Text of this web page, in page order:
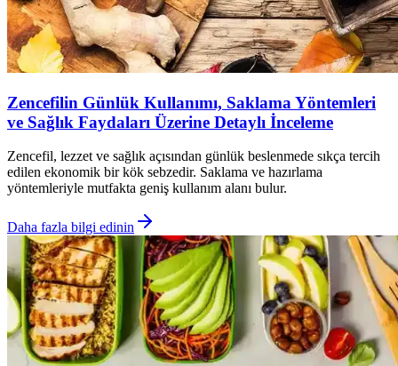
Zencefilin Günlük Kullanımı, Saklama Yöntemleri
ve Sağlık Faydaları Üzerine Detaylı İnceleme
Zencefil, lezzet ve sağlık açısından günlük beslenmede sıkça tercih
edilen ekonomik bir kök sebzedir. Saklama ve hazırlama
yöntemleriyle mutfakta geniş kullanım alanı bulur.
Daha fazla bilgi edinin